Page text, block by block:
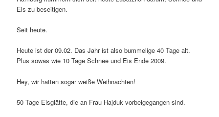
Eis zu beseitigen.
Seit heute.
Heute ist der 09.02. Das Jahr ist also bummelige 40 Tage alt.
Plus sowas wie 10 Tage Schnee und Eis Ende 2009.
Hey, wir hatten sogar weiße Weihnachten!
50 Tage Eisglätte, die an Frau Hajduk vorbeigegangen sind.